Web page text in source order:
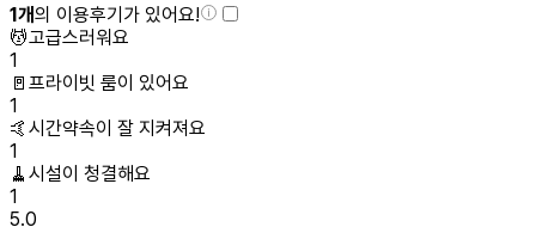
1 개의 이용후기가 있어요!
💆고급스러워요
1
🚪프라이빗 룸이 있어요
1
🤙시간약속이 잘 지켜져요
1
🧹시설이 청결해요
1
5.0